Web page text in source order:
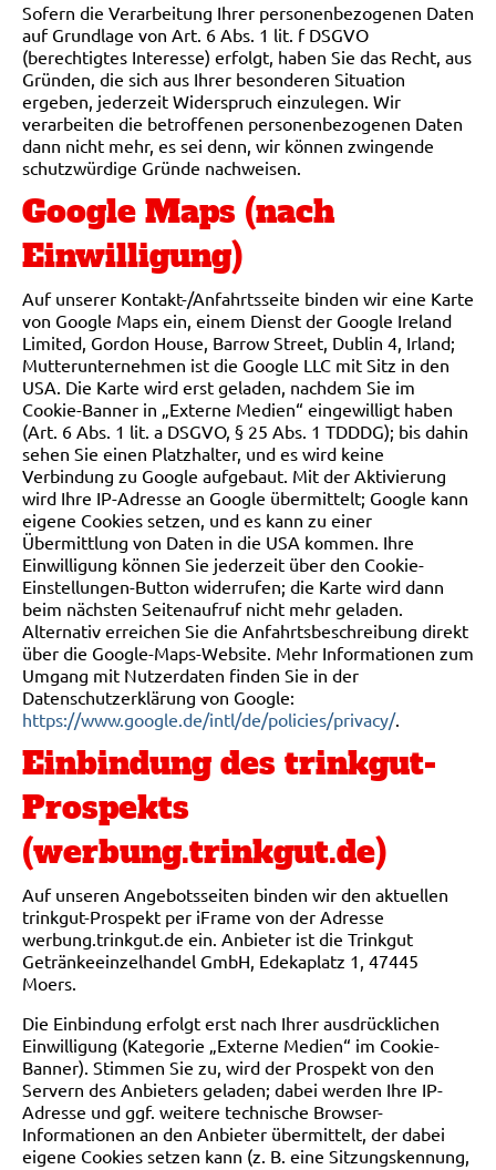
Sofern die Verarbeitung Ihrer personenbezogenen Daten
auf Grundlage von Art. 6 Abs. 1 lit. f DSGVO
(berechtigtes Interesse) erfolgt, haben Sie das Recht, aus
Gründen, die sich aus Ihrer besonderen Situation
ergeben, jederzeit Widerspruch einzulegen. Wir
verarbeiten die betroffenen personenbezogenen Daten
dann nicht mehr, es sei denn, wir können zwingende
schutzwürdige Gründe nachweisen.
Google Maps (nach
Einwilligung)
Auf unserer Kontakt-/Anfahrtsseite binden wir eine Karte
von Google Maps ein, einem Dienst der Google Ireland
Limited, Gordon House, Barrow Street, Dublin 4, Irland;
Mutterunternehmen ist die Google LLC mit Sitz in den
USA. Die Karte wird erst geladen, nachdem Sie im
Cookie-Banner in „Externe Medien“ eingewilligt haben
(Art. 6 Abs. 1 lit. a DSGVO, § 25 Abs. 1 TDDDG); bis dahin
sehen Sie einen Platzhalter, und es wird keine
Verbindung zu Google aufgebaut. Mit der Aktivierung
wird Ihre IP-Adresse an Google übermittelt; Google kann
eigene Cookies setzen, und es kann zu einer
Übermittlung von Daten in die USA kommen. Ihre
Einwilligung können Sie jederzeit über den Cookie-
Einstellungen-Button widerrufen; die Karte wird dann
beim nächsten Seitenaufruf nicht mehr geladen.
Alternativ erreichen Sie die Anfahrtsbeschreibung direkt
über die Google-Maps-Website. Mehr Informationen zum
Umgang mit Nutzerdaten finden Sie in der
Datenschutzerklärung von Google:
https://www.google.de/intl/de/policies/privacy/.
Einbindung des trinkgut-
Prospekts
(werbung.trinkgut.de)
Auf unseren Angebotsseiten binden wir den aktuellen
trinkgut-Prospekt per iFrame von der Adresse
werbung.trinkgut.de ein. Anbieter ist die Trinkgut
Getränkeeinzelhandel GmbH, Edekaplatz 1, 47445
Moers.
Die Einbindung erfolgt erst nach Ihrer ausdrücklichen
Einwilligung (Kategorie „Externe Medien“ im Cookie-
Banner). Stimmen Sie zu, wird der Prospekt von den
Servern des Anbieters geladen; dabei werden Ihre IP-
Adresse und ggf. weitere technische Browser-
Informationen an den Anbieter übermittelt, der dabei
eigene Cookies setzen kann (z. B. eine Sitzungskennung,